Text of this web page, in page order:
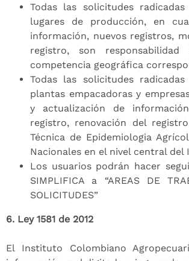
Todas las solicitudes
lugares de producción, en
información, nuevos registros,
registro, son
competencia geográfica
Todas las solicitudes
plantas empacadoras y
y actualización de
registro, renovación del
Técnica de Epidemiologia
Nacionales en el nivel central del
Los usuarios podrán hacer
SIMPLIFICA a “AREAS DE
SOLICITUDES”
6. Ley 1581 de 2012
El Instituto Colombiano